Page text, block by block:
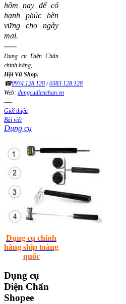
hôm nay để có
hạnh phúc bền
vững cho ngày
mai.
-----
Dụng cụ Diện Chẩn
chính hãng;
Hội Vũ Shop.
☎0934.128.128 /0383.128.128
Web: dungcudienchan.vn
----
Giới thiệu
Bài viết
Dụng cụ
Dụng cụ chính
hãng ship toàng
quốc
Dụng cụ
Diện Chẩn
Shopee